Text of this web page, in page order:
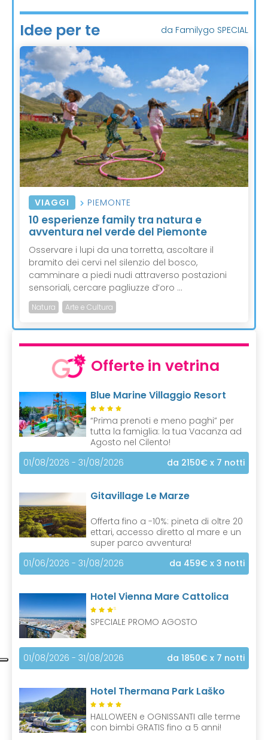
Idee per te da Familygo SPECIAL
VIAGGI PIEMONTE
10 esperienze family tra natura e
avventura nel verde del Piemonte
Osservare i lupi da una torretta, ascoltare il
bramito dei cervi nel silenzio del bosco,
camminare a piedi nudi attraverso postazioni
sensoriali, cercare pagliuzze d’oro ...
Natura Arte e Cultura
Offerte in vetrina
Blue Marine Villaggio Resort
“Prima prenoti e meno paghi” per
tutta la famiglia: la tua Vacanza ad
Agosto nel Cilento!
01/08/2026 - 31/08/2026
da 2150€ x 7 notti
Gitavillage Le Marze
Offerta fino a -10%: pineta di oltre 20
ettari, accesso diretto al mare e un
super parco avventura!
01/06/2026 - 31/08/2026
da 459€ x 3 notti
Hotel Vienna Mare Cattolica
S
SPECIALE PROMO AGOSTO
01/08/2026 - 31/08/2026 da 1850€ x 7 notti
Hotel Thermana Park Laško
HALLOWEEN e OGNISSANTI alle terme
con bimbi GRATIS fino a 5 anni!